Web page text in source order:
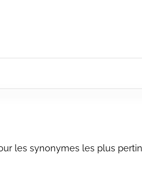
les synonymes les plus